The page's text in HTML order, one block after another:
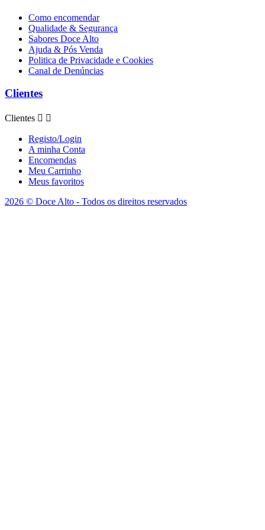
Como encomendar
Qualidade & Segurança
Sabores Doce Alto
Ajuda & Pós Venda
Politica de Privacidade e Cookies
Canal de Denúncias
Clientes
Clientes  
Registo/Login
A minha Conta
Encomendas
Meu Carrinho
Meus favoritos
2026 © Doce Alto - Todos os direitos reservados